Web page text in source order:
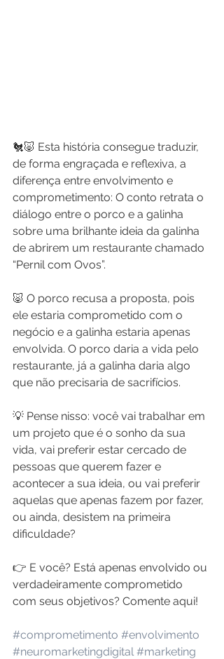
🐔🐷 Esta história consegue traduzir,
de forma engraçada e reflexiva, a
diferença entre envolvimento e
comprometimento: O conto retrata o
diálogo entre o porco e a galinha
sobre uma brilhante ideia da galinha
de abrirem um restaurante chamado
“Pernil com Ovos”.
🐷 O porco recusa a proposta, pois
ele estaria comprometido com o
negócio e a galinha estaria apenas
envolvida. O porco daria a vida pelo
restaurante, já a galinha daria algo
que não precisaria de sacrifícios.
💡 Pense nisso: você vai trabalhar em
um projeto que é o sonho da sua
vida, vai preferir estar cercado de
pessoas que querem fazer e
acontecer a sua ideia, ou vai preferir
aquelas que apenas fazem por fazer,
ou ainda, desistem na primeira
dificuldade?
👉 E você? Está apenas envolvido ou
verdadeiramente comprometido
com seus objetivos? Comente aqui!
#comprometimento #envolvimento
#neuromarketingdigital #marketing